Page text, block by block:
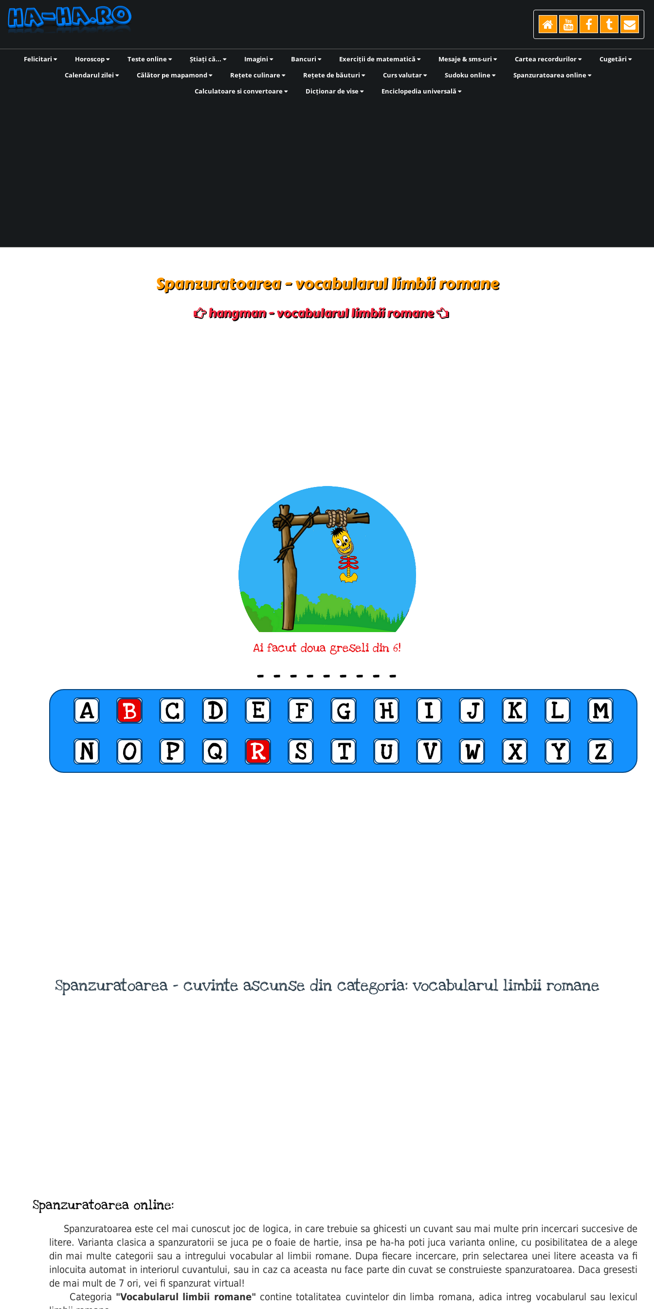
Felicitari Horoscop Teste online Știați că... Imagini Bancuri Exerciții de matematică Mesaje & sms-uri Cartea recordurilor
Cugetări
Calendarul zilei
Călător pe mapamond Rețete culinare Rețete de băuturi Curs valutar Sudoku online
Spanzuratoarea online
Calculatoare si convertoare
Dicționar de vise Enciclopedia universală
Spanzuratoarea - vocabularul limbii romane
hangman - vocabularul limbii romane
Ai facut doua greseli din 6!
_ _ _ _ _ _ _ _ _
A B C D E F G H I J K L
M
N
O P Q R S T U V W X Y Z
Spanzuratoarea - cuvinte ascunse din categoria: vocabularul limbii romane
Spanzuratoarea online:
Spanzuratoarea este cel mai cunoscut joc de logica, in care trebuie sa ghicesti un cuvant sau mai multe prin incercari succesive de
litere. Varianta clasica a spanzuratorii se juca pe o foaie de hartie, insa pe ha-ha poti juca varianta online, cu posibilitatea de a alege
din mai multe categorii sau a intregului vocabular al limbii romane. Dupa fiecare incercare, prin selectarea unei litere aceasta va fi
inlocuita automat in interiorul cuvantului, sau in caz ca aceasta nu face parte din cuvat se construieste spanzuratoarea. Daca gresesti
de mai mult de 7 ori, vei fi spanzurat virtual!
Categoria "Vocabularul limbii romane" contine totalitatea cuvintelor din limba romana, adica intreg vocabularul sau lexicul